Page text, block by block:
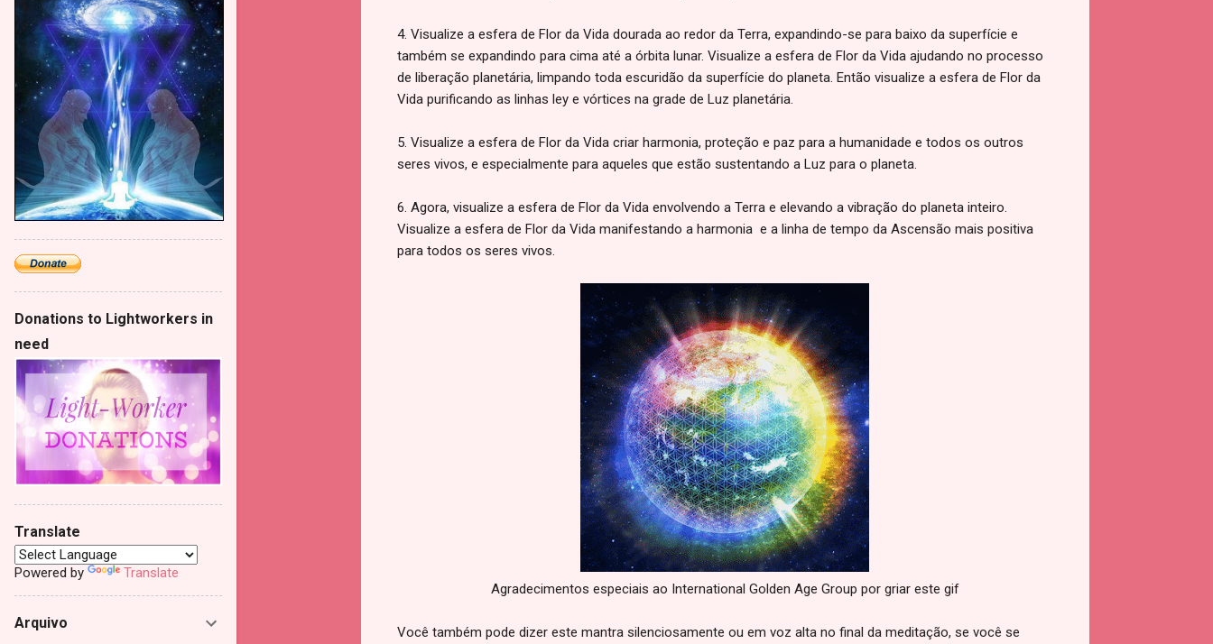
4. Visualize a esfera de Flor da Vida dourada ao redor da Terra, expandindo-se para baixo da superfície e
também se expandindo para cima até a órbita lunar. Visualize a esfera de Flor da Vida ajudando no processo
de liberação planetária, limpando toda escuridão da superfície do planeta. Então visualize a esfera de Flor da
Vida purificando as linhas ley e vórtices na grade de Luz planetária.
5. Visualize a esfera de Flor da Vida criar harmonia, proteção e paz para a humanidade e todos os outros
seres vivos, e especialmente para aqueles que estão sustentando a Luz para o planeta.
6. Agora, visualize a esfera de Flor da Vida envolvendo a Terra e elevando a vibração do planeta inteiro.
Visualize a esfera de Flor da Vida manifestando a harmonia e a linha de tempo da Ascensão mais positiva
para todos os seres vivos.
Agradecimentos especiais ao International Golden Age Group por griar este gif
Você também pode dizer este mantra silenciosamente ou em voz alta no final da meditação, se você se
Donations to Lightworkers in
need
Translate
Powered by Translate
Arquivo